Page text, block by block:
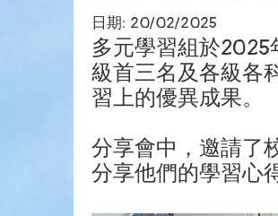
日期: 20/02/2025
多元學習組於
級首三名及各級各
習上的優異成果。
分享會中，邀請了
分享他們的學習心